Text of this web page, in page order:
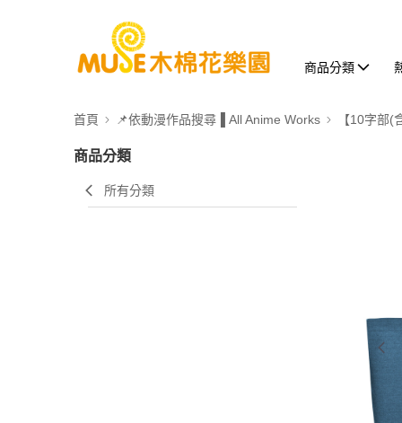
商品分類
首頁 📌依動漫作品搜尋▐ All Anime Works 【10字部(
商品分類
所有分類